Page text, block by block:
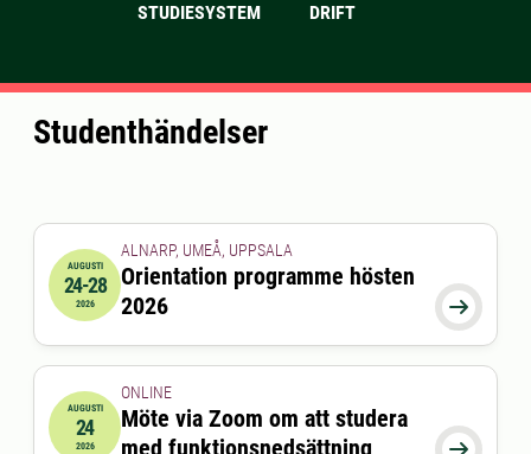
STUDIESYSTEM
DRIFT
Studenthändelser
2026-08-24 00:00:00
AUGUSTI
24-28
2026 
ALNARP, UMEÅ, UPPSALA
Orientation programme hösten
2026
2026-08-24 15:00:00till2026-08-24 16:00:00
AUGUSTI
24
2026 
ONLINE
Möte via Zoom om att studera
med funktionsnedsättning